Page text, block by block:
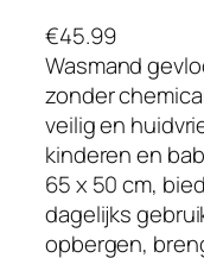
€45.99
Wasmand
zonder
veilig en
kinderen en
65 x 50 cm,
dagelijks
opbergen,